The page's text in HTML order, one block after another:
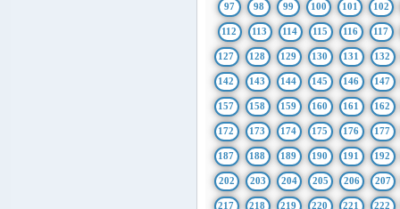
97 98 99 100 101 102
112 113 114 115 116 117
127 128 129 130 131 132
142 143 144 145 146 147
157 158 159 160 161 162
172 173 174 175 176 177
187 188 189 190 191 192
202 203 204 205 206 207
217 218 219 220 221 222